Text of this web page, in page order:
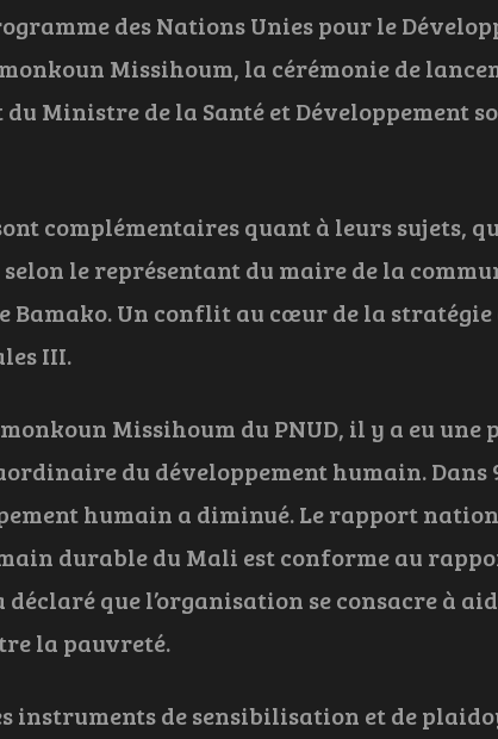
des Nations Unies pour le
Missihoum, la cérémonie de
Ministre de la Santé et Développement
complémentaires quant à leurs sujets,
le représentant du maire de la
Bamako. Un conflit au cœur de la
III.
Missihoum du PNUD, il y a eu une
du développement humain. Dans
humain a diminué. Le rapport
durable du Mali est conforme au
déclaré que l’organisation se consacre à
la pauvreté.
instruments de sensibilisation et de